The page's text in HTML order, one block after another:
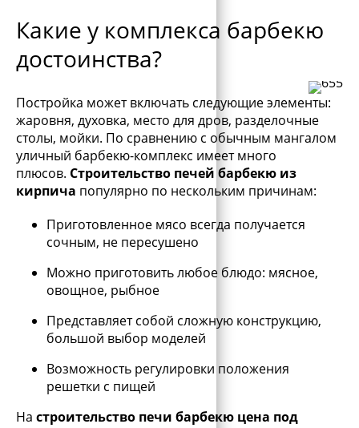
Какие у комплекса барбекю
достоинства?
Постройка может включать следующие элементы:
жаровня, духовка, место для дров, разделочные
столы, мойки. По сравнению с обычным мангалом
уличный барбекю-комплекс имеет много
плюсов. Строительство печей барбекю из
кирпича популярно по нескольким причинам:
Приготовленное мясо всегда получается
сочным, не пересушено
Можно приготовить любое блюдо: мясное,
овощное, рыбное
Представляет собой сложную конструкцию,
большой выбор моделей
Возможность регулировки положения
решетки с пищей
На строительство печи барбекю цена под